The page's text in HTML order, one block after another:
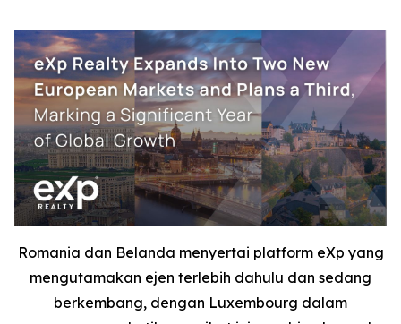
Romania dan Belanda menyertai platform eXp yang
mengutamakan ejen terlebih dahulu dan sedang
berkembang, dengan Luxembourg dalam